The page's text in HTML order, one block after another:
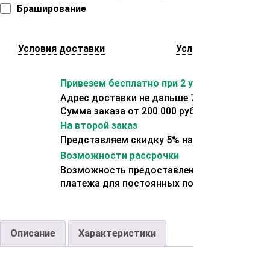
Браширование
Условия доставки Условия оплаты
Привезем бесплатно при 2 условиях:
Адрес доставки не дальше 70 км от склада.
Сумма заказа от 200 000 рублей.
На второй заказ
Представляем скидку 5% на второй заказ
Возможности рассрочки
Возможность предоставления отсрочки
платежа для постоянных покупателей.
Описание Характеристики